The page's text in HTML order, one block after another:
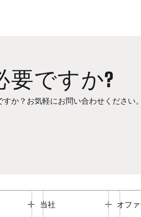
要ですか?
か？お気軽にお問い合わせください。
Toggle
当社 Toggle
オフ